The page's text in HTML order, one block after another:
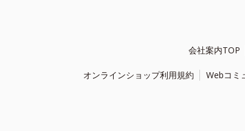
会社案内TOP
オンラインショップ利用規約 Webコミ